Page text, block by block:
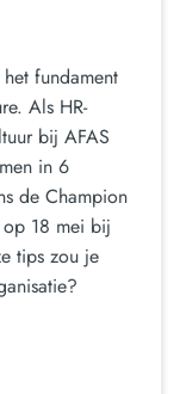
fundament
Als HR-
bij AFAS
in 6
de Champion
op 18 mei bij
tips zou je